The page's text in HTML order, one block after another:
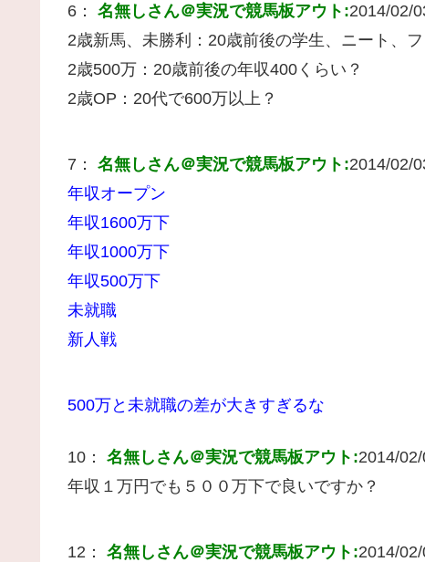
6： 名無しさん＠実況で競馬板アウト:2014/02/
2歳新馬、未勝利：20歳前後の学生、ニート、
2歳500万：20歳前後の年収400くらい？
2歳OP：20代で600万以上？
7： 名無しさん＠実況で競馬板アウト:2014/02/
年収オープン
年収1600万下
年収1000万下
年収500万下
未就職
新人戦
500万と未就職の差が大きすぎるな
10： 名無しさん＠実況で競馬板アウト:2014/
年収１万円でも５００万下で良いですか？
12： 名無しさん＠実況で競馬板アウト:2014/